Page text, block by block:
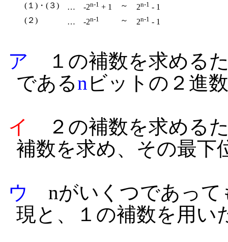
(１)・(３) … -2n-1 + 1 ～ 2n-1 - 1
(２)
… -2n-1 ～ 2n-1 - 1
ア １の補数を求める
であるn ビットの２進
イ
２の補数を求める
補数を求め、その最下
ウ
nがいくつであって
現と、１の補数を用い